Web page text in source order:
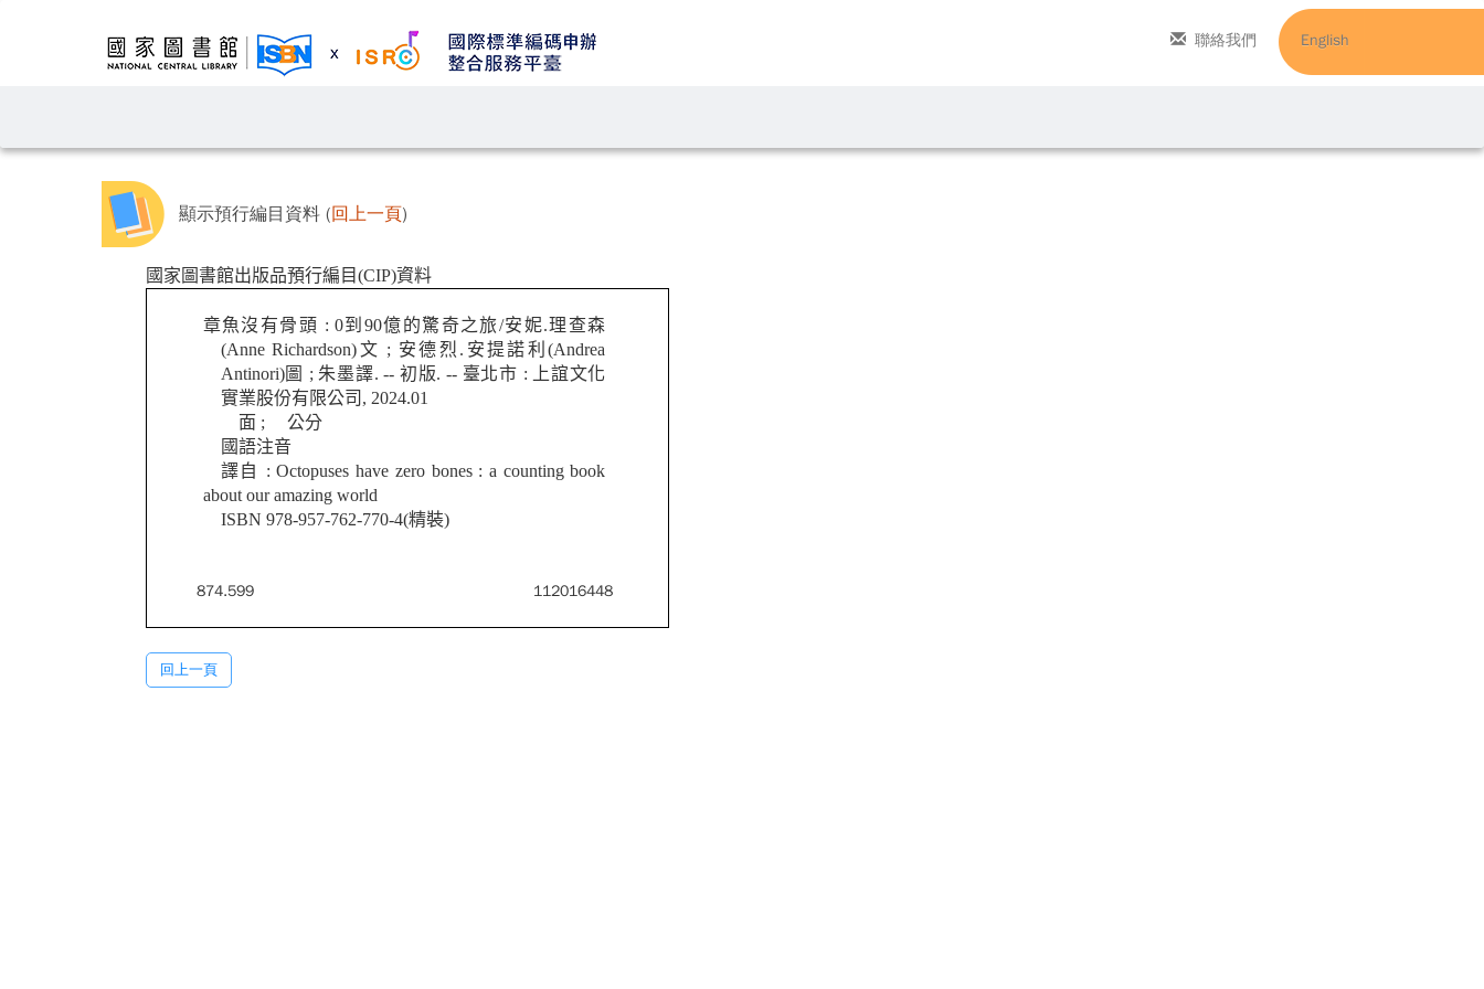
聯絡我們 English
顯示預行編目資料 (回上一頁)
國家圖書館出版品預行編目(CIP)資料
章魚沒有骨頭 : 0到90億的驚奇之旅/安妮.理查森
(Anne Richardson)文 ; 安德烈.安提諾利(Andrea
Antinori)圖 ; 朱墨譯. -- 初版. -- 臺北市 : 上誼文化
實業股份有限公司, 2024.01
面 ; 公分
國語注音
譯自 : Octopuses have zero bones : a counting book
about our amazing world
ISBN 978-957-762-770-4(精裝)
874.599 112016448
回上一頁